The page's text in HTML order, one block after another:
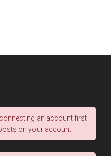
an account first
on your account.